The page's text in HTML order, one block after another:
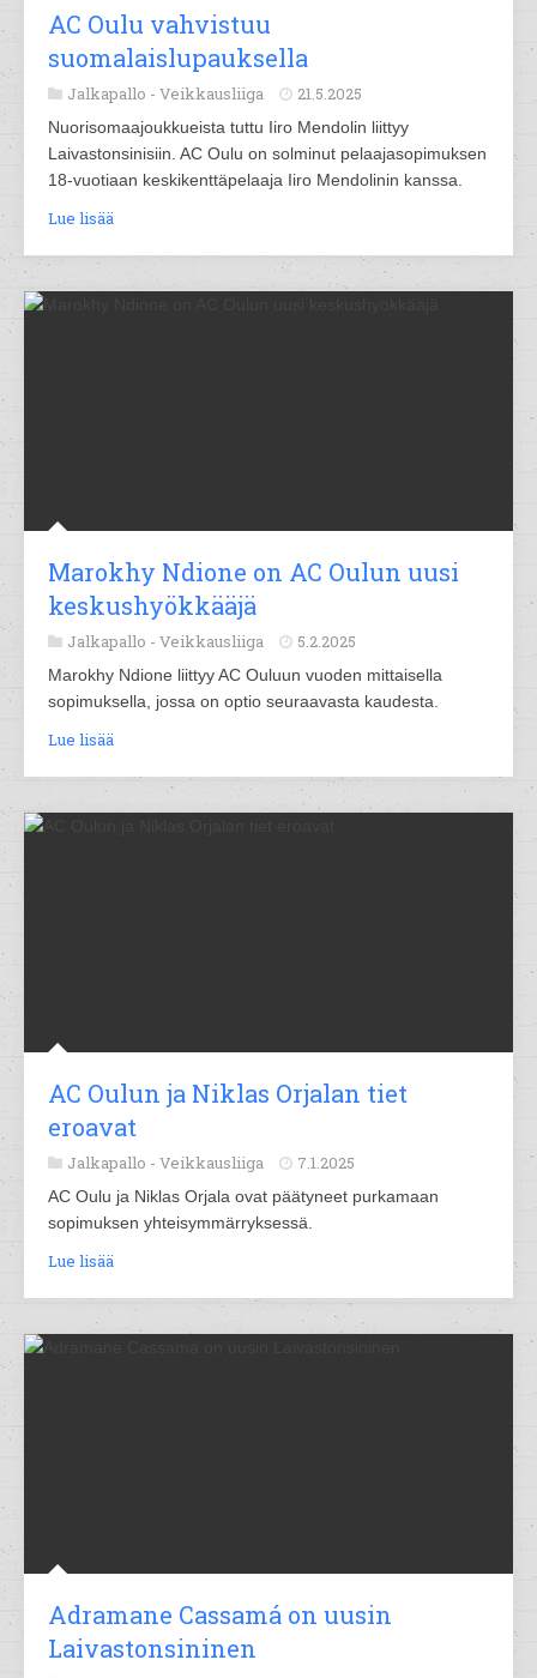
AC Oulu vahvistuu
suomalaislupauksella
Jalkapallo - Veikkausliiga 21.5.2025
Nuorisomaajoukkueista tuttu Iiro Mendolin liittyy
Laivastonsinisiin. AC Oulu on solminut pelaajasopimuksen
18-vuotiaan keskikenttäpelaaja Iiro Mendolinin kanssa.
Lue lisää
Marokhy Ndione on AC Oulun uusi
keskushyökkääjä
Jalkapallo - Veikkausliiga 5.2.2025
Marokhy Ndione liittyy AC Ouluun vuoden mittaisella
sopimuksella, jossa on optio seuraavasta kaudesta.
Lue lisää
AC Oulun ja Niklas Orjalan tiet
eroavat
Jalkapallo - Veikkausliiga 7.1.2025
AC Oulu ja Niklas Orjala ovat päätyneet purkamaan
sopimuksen yhteisymmärryksessä.
Lue lisää
Adramane Cassamá on uusin
Laivastonsininen